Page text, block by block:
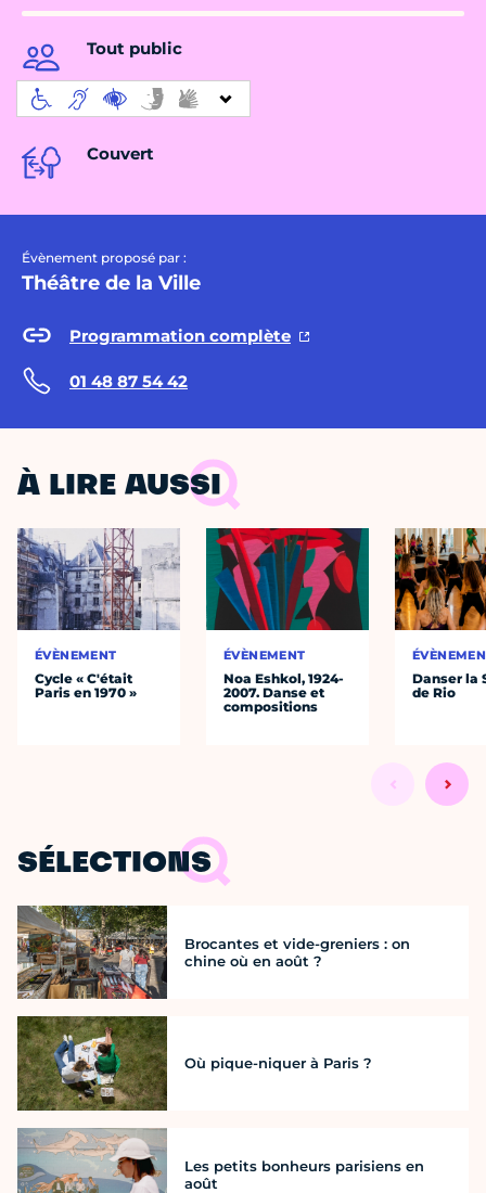
Tout public
Couvert
Évènement proposé par :
Théâtre de la Ville
Programmation complète
01 48 87 54 42
À LIRE AUSSI
ÉVÈNEMENT
Cycle « C'était
Paris en 1970 »
ÉVÈNEMENT
Noa Eshkol, 1924-
2007. Danse et
compositions
Danser la
de Rio
SÉLECTIONS
Brocantes et vide-greniers : on
chine où en août ?
Où pique-niquer à Paris ?
Les petits bonheurs parisiens en
août